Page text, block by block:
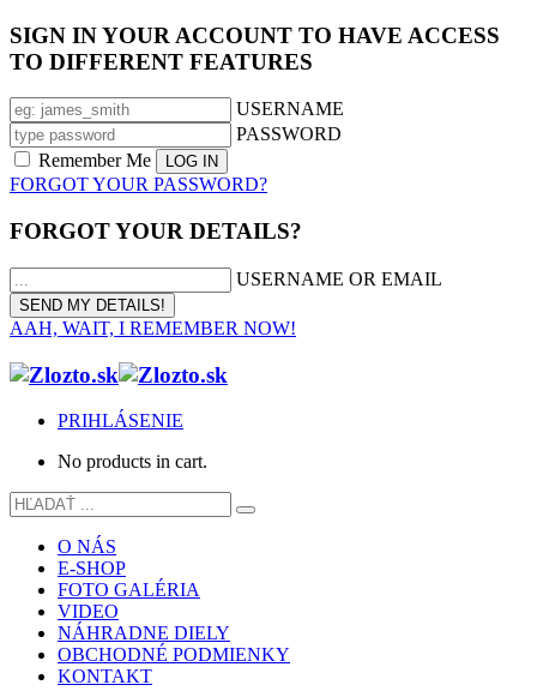
SIGN IN YOUR ACCOUNT TO HAVE ACCESS
TO DIFFERENT FEATURES
USERNAME
PASSWORD
Remember Me
FORGOT YOUR PASSWORD?
FORGOT YOUR DETAILS?
USERNAME OR EMAIL
AAH, WAIT, I REMEMBER NOW!
PRIHLÁSENIE
No products in cart.
O NÁS
E-SHOP
FOTO GALÉRIA
VIDEO
NÁHRADNE DIELY
OBCHODNÉ PODMIENKY
KONTAKT